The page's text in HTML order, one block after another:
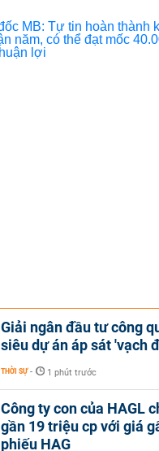
Giải ngân đầu tư công
siêu dự án áp sát 'vạch
THỜI SỰ - 1 phút trước
Công ty con của HAGL
gần 19 triệu cp với giá
phiếu HAG